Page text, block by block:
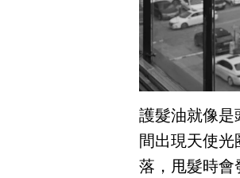
護髮油就像是
間出現天使
落，甩髮時會